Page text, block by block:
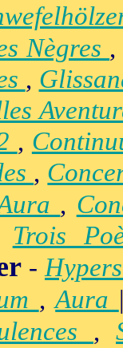
Nègres ,
,
,
,
,
Trois
-
,Aura
,